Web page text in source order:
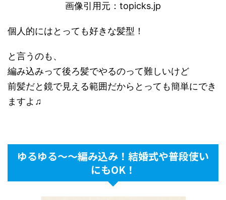
画像引用元： topicks.jp
個人的にはとっても好きな髪型！
と言うのも、
編み込みって後ろ髪でやるのって難しいけど
前髪だと鏡で見える範囲だからとっても簡単にでき
ますよ♫
ゆるゆる〜〜編み込み！結婚式や普段使い
にもOK！